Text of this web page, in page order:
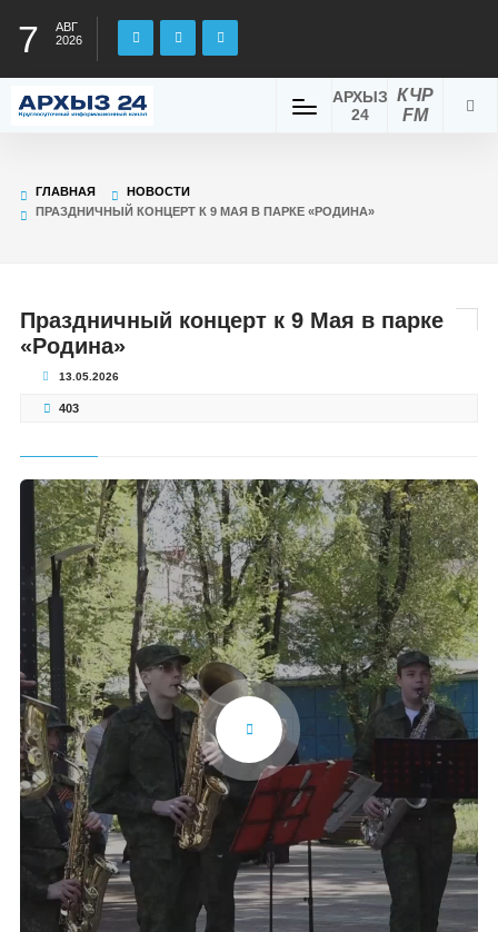
7
АВГ
2026
КЧР
FM
АРХЫЗ
24
ГЛАВНАЯ
НОВОСТИ
ПРАЗДНИЧНЫЙ КОНЦЕРТ К 9 МАЯ В ПАРКЕ «РОДИНА»
Праздничный концерт к 9 Мая в парке
«Родина»
13.05.2026
403